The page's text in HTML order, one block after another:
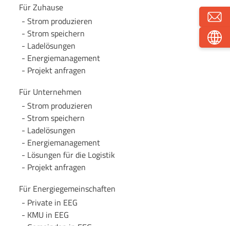
Für Zuhause
Strom produzieren
Strom speichern
Lade­lösungen
Energie­management
Projekt anfragen
Für Unternehmen
Strom produzieren
Strom speichern
Lade­lösungen
Energie­management
Lösungen für die Logistik
Projekt anfragen
Für Energie­gemeinschaften
Private in EEG
KMU in EEG